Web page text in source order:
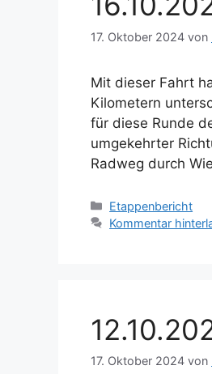
17. Oktober 2024 von
Mit dieser Fahrt
Kilometern
für diese Runde
umgekehrter
Radweg durch
Kategorien
Etappenbericht
Kommentar
17. Oktober 2024 von